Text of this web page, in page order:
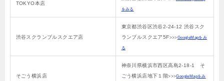
TOKYO本店
をみる
渋谷スクランブルスクエア店
東京都渋谷区渋谷2-24-12 渋谷スク
ランブルスクエア5F>>>GoogleMapをみ
る
そごう横浜店
神奈川県横浜市西区高島2-18-1 そ
ごう横浜店地下１階>>>GoogleMapをみ